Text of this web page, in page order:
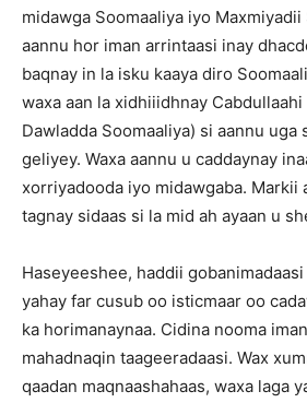
midawga Soomaaliya iyo Maxmiyadii
aannu hor iman arrintaasi inay
baqnay in la isku kaaya diro
waxa aan la xidhiiidhnay
Dawladda Soomaaliya) si aannu uga
geliyey. Waxa aannu u caddaynay
xorriyadooda iyo midawgaba. Markii
tagnay sidaas si la mid ah ayaan u
Haseyeeshee, haddii
yahay far cusub oo isticmaar oo
ka horimanaynaa. Cidina nooma
mahadnaqin taageeradaasi. Wax
qaadan maqnaashahaas, waxa laga